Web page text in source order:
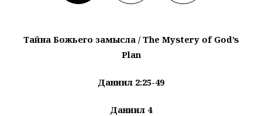
Тайна Божьего замысла /The Mystery of God’s
Plan
Даниил 2:25-49
Даниил 4